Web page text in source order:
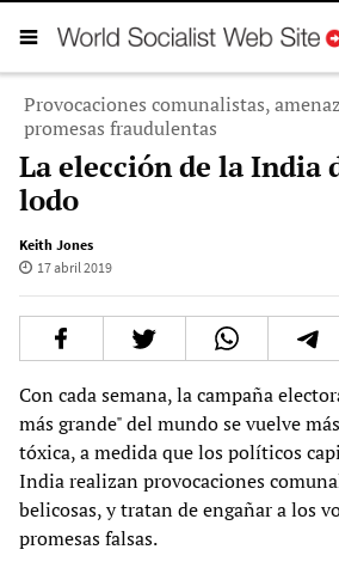
Provocaciones comunalistas,
promesas fraudulentas
La elección de la India
lodo
Keith Jones
17 abril 2019
Con cada semana, la campaña
más grande" del mundo se vuelve
tóxica, a medida que los políticos
India realizan provocaciones
belicosas, y tratan de engañar a los
promesas falsas.